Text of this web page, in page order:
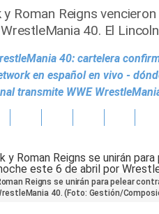
y Roman Reigns
40. El
40: cartelera
en español en vivo -
transmite WWE
Reigns se unirán para pelear
40. (Foto: Gestión/